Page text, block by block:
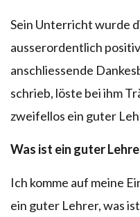
Sein Unterricht wurde
ausserordentlich
anschliessende
schrieb, löste bei ihm
zweifellos ein guter
Was ist ein guter
Ich komme auf meine
ein guter Lehrer, was